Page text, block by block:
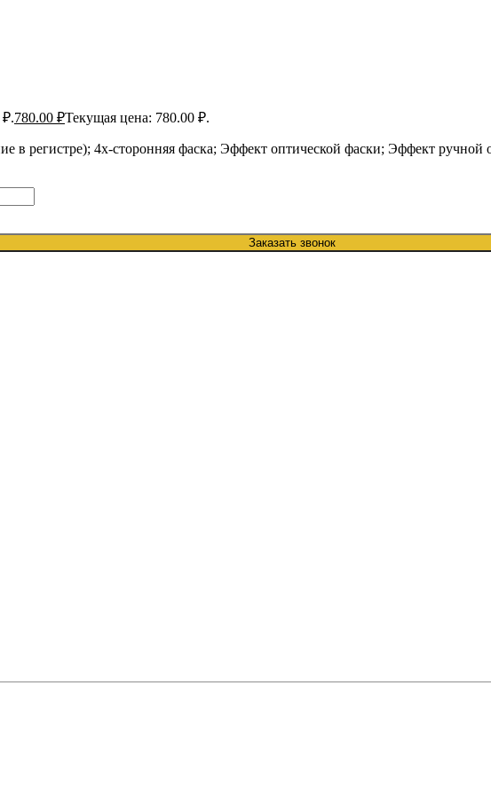
₽.780.00 ₽Текущая цена: 780.00 ₽.
в регистре); 4х-сторонняя фаска; Эффект оптической фаски; Эффект ручной
Заказать звонок